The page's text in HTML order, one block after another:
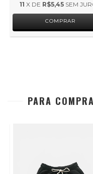
11 X DE R$5,45 SEM
COMPRAR
PARA